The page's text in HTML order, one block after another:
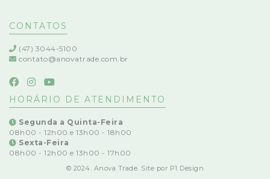
CONTATOS
(47) 3044-5100
contato@anovatrade.com.br
HORÁRIO DE ATENDIMENTO
Segunda a Quinta-Feira
08h00 - 12h00 e 13h00 - 18h00
Sexta-Feira
08h00 - 12h00 e 13h00 - 17h00
© 2024. Anova Trade. Site por P1 Design